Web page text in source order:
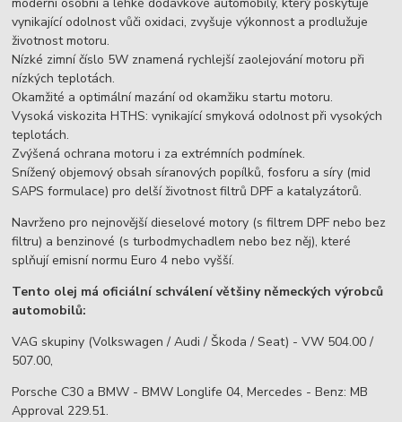
vynikající odolnost vůči oxidaci, zvyšuje výkonnost a prodlužuje
životnost motoru.
Nízké zimní číslo 5W znamená rychlejší zaolejování motoru při
nízkých teplotách.
Okamžité a optimální mazání od okamžiku startu motoru.
Vysoká viskozita HTHS: vynikající smyková odolnost při vysokých
teplotách.
Zvýšená ochrana motoru i za extrémních podmínek.
Snížený objemový obsah síranových popílků, fosforu a síry (mid
SAPS formulace) pro delší životnost filtrů DPF a katalyzátorů.
Navrženo pro nejnovější dieselové motory (s filtrem DPF nebo bez
filtru) a benzinové (s turbodmychadlem nebo bez něj), které
splňují emisní normu Euro 4 nebo vyšší.
Tento olej má oficiální schválení většiny německých výrobců
automobilů:
VAG skupiny (Volkswagen / Audi / Škoda / Seat) - VW 504.00 /
507.00,
Porsche C30 a BMW - BMW Longlife 04, Mercedes - Benz: MB
Approval 229.51.